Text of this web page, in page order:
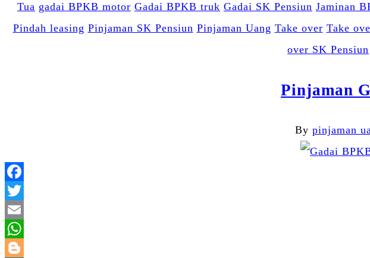
Tua gadai BPKB motor Gadai BPKB truk Gadai SK Pensiun Jaminan
Pindah leasing Pinjaman SK Pensiun Pinjaman Uang Take over Take
over SK Pensiun
Pinjaman
By pinjaman